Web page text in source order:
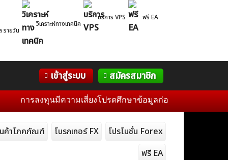
รายวัน
วิเคราะห์ทางเทคนิค
บริการ VPS ฟรี EA
เข้าสู่ระบบ สมัครสมาชิก
WelTrade กิจกรรม
ฟอรั่ม
รลงทุนมีความเสี่ยงโปรดศึกษาข้อมูลก่อนการตัดสินใจลงทุน แ
ค้าโภคภัณฑ์ โบรกเกอร์ FX
โปรโมชั่น Forex
ฟรี EA